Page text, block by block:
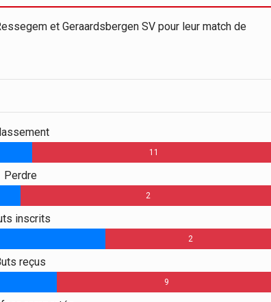
et Geraardsbergen SV pour leur match de
11
Perdre
2
inscrits
2
reçus
9